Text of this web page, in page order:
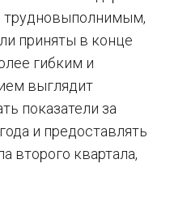
трудновыполнимым,
приняты в конце
гибким и
выглядит
показатели за
и предоставлять
второго квартала,